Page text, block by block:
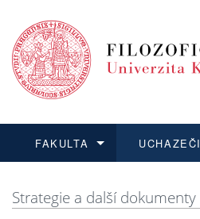
FAKULTA UCHAZEČI
Strategie a další dokumenty